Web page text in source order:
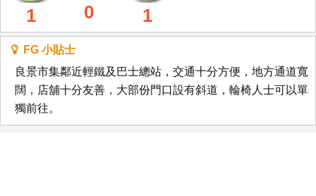
1 0 1
FG 小貼士
良景市集鄰近輕鐵及巴士總站，交通十分方便，地方通道寬
闊，店舖十分友善，大部份門口設有斜道，輪椅人士可以單
獨前往。